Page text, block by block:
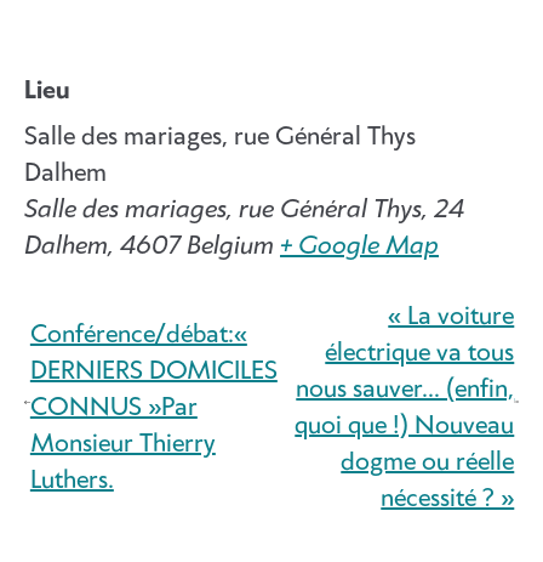
Lieu
Salle des mariages, rue Général Thys
Dalhem
Salle des mariages, rue Général Thys, 24
Dalhem, 4607 Belgium + Google Map
Conférence/débat:«
DERNIERS DOMICILES
CONNUS »Par
Monsieur Thierry
Luthers.
« La voiture
électrique va tous
nous sauver… (enfin,
quoi que !) Nouveau
dogme ou réelle
nécessité ? »